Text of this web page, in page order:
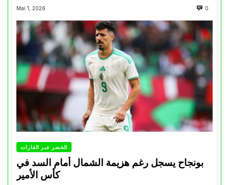
Mai 1, 2026 0
الخضر عبر القارات
بونجاح يسجل رغم هزيمة الشمال أمام السد في
كأس الأمير